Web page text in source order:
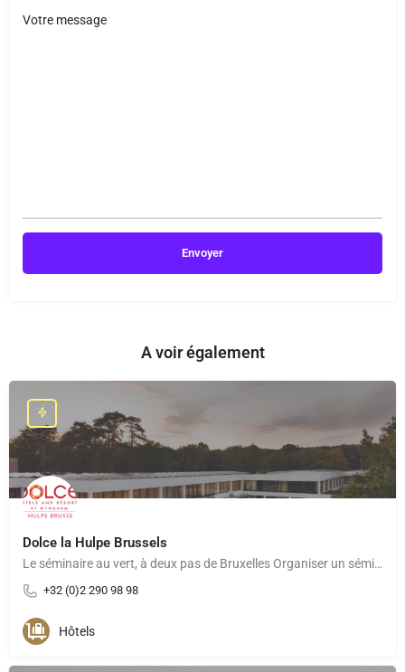
Votre message
A voir également
Dolce la Hulpe Brussels
Le séminaire au vert, à deux pas de Bruxelles Organiser un séminaire au Dolce La Hulpe Brussels, c’est…
+32 (0)2 290 98 98
Hôtels